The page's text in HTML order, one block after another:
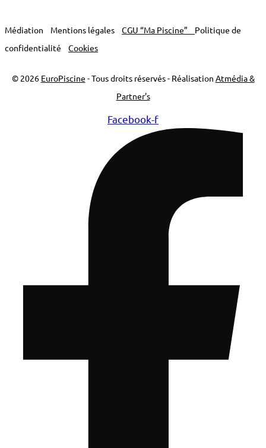
Médiation Mentions légales CGU “Ma Piscine” Politique de
confidentialité
Cookies
© 2026 EuroPiscine - Tous droits réservés - Réalisation Atmédia &
Partner's
Facebook-f